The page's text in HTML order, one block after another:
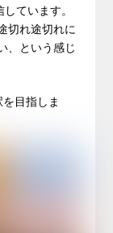
ています。
切れ途切れに
、という感じ
目指しま